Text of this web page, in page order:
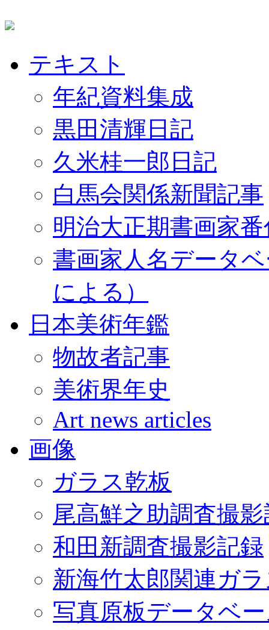
テキスト
年紀資料集成
黒田清輝日記
久米桂一郎日記
白馬会関係新聞記事
明治大正期書画家
書画家人名データ
による）
日本美術年鑑
物故者記事
美術界年史
Art news articles
画像
ガラス乾板
尾高鮮之助調査撮
和田新調査撮影記録
新海竹太郎関連ガ
写真原板データベ